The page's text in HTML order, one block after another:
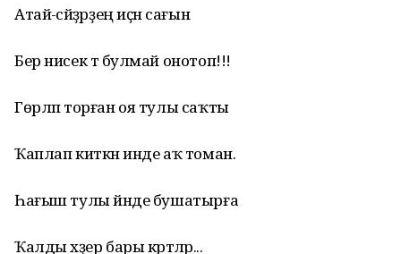
Атай-әсәйҙәрҙең иҫән сағын
Бер нисек тә булмай онотоп!!!
Гөрләп торған оя тулы саҡты
Ҡаплап киткән инде аҡ томан.
Һағыш тулы йәнде бушатырға
Ҡалды хәҙер бары кәртәләр...